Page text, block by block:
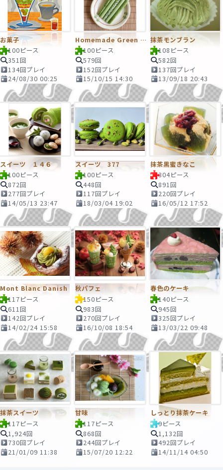
お菓子
100ピース
351回
134回プレイ
24/08/30 00:25
Homemade Green Tea Pocky
100ピース
579回
152回プレイ
15/10/15 14:30
抹茶モンブラン
108ピース
582回
137回プレイ
13/09/18 20:43
スイーツ １４６
100ピース
872回
277回プレイ
14/05/13 23:47
スイーツ 377
100ピース
448回
117回プレイ
18/03/04 19:02
抹茶黒蜜きなこ
304ピース
891回
220回プレイ
16/05/12 17:52
Mont Blanc Danish
117ピース
611回
142回プレイ
14/02/24 15:58
秋パフェ
150ピース
983回
270回プレイ
16/10/08 18:54
春色のケーキ
140ピース
945回
325回プレイ
13/03/22 09:48
抹茶スイーツ
117ピース
1,924回
730回プレイ
21/01/09 11:38
甘味
117ピース
868回
244回プレイ
15/07/20 12:22
しっとり抹茶ケーキ
9ピース
1,132回
492回プレイ
14/11/14 04:50